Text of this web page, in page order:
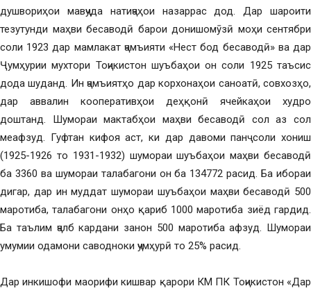
душвориҳои мавҷуда натиҷаҳои назаррас дод. Дар шароити
тезутунди маҳви бесаводӣ барои донишомӯзӣ моҳи сентябри
соли 1923 дар мамлакат ҷамъияти «Нест бод бесаводӣ» ва дар
Ҷумҳурии мухтори Тоҷикистон шуъбаҳои он соли 1925 таъсис
дода шуданд. Ин ҷамъиятҳо дар корхонаҳои саноатӣ, совхозҳо,
дар аввалин кооперативҳои деҳқонӣ ячейкаҳои худро
доштанд. Шумораи мактабҳои маҳви бесаводӣ сол аз сол
меафзуд. Гуфтан кифоя аст, ки дар давоми панҷ соли хониш
(1925-1926 то 1931-1932) шумораи шуъбаҳои маҳви бесаводӣ
ба 3360 ва шумораи талабагони он ба 134772 расид. Ба ибораи
дигар, дар ин муддат шумораи шуъбаҳои маҳви бесаводӣ 500
маротиба, талабагони онҳо қариб 1000 маротиба зиёд гардид.
Ба таълим ҷалб кардани занон 500 маротиба афзуд. Шумораи
умумии одамони саводноки ҷумҳурӣ то 25% расид.
Дар инкишофи маорифи кишвар қарори КМ ПК Тоҷикистон «Дар